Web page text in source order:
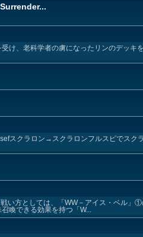
け、老科学者の虜になったリンのデッ
スクラロン→スクラロンフルスピでス
い方としては、「WW－アイス・ベル
喚できる効果を持つ「W...